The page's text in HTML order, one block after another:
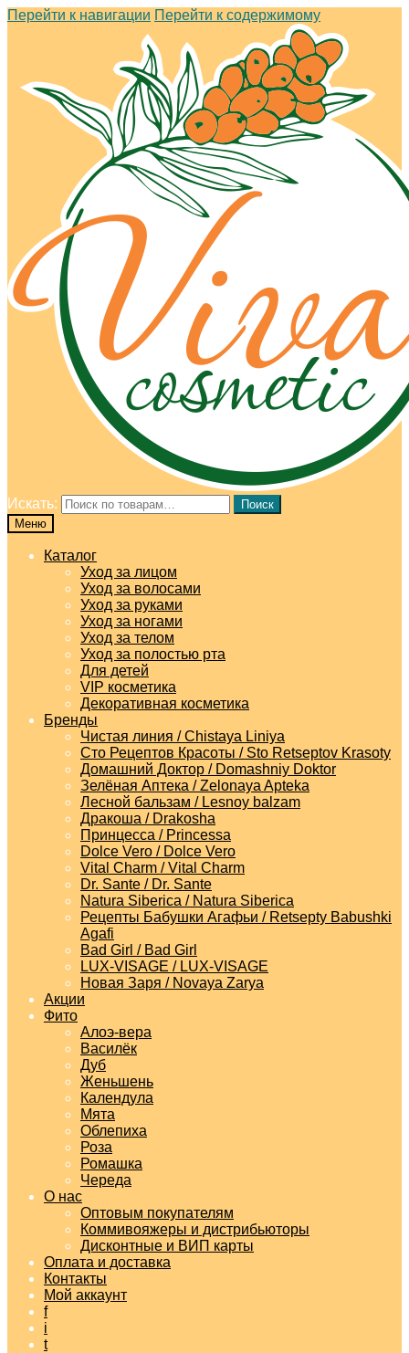
Перейти к навигации Перейти к содержимому
Искать:
Поиск
Меню
Каталог
Уход за лицом
Уход за волосами
Уход за руками
Уход за ногами
Уход за телом
Уход за полостью рта
Для детей
VIP косметика
Декоративная косметика
Бренды
Чистая линия / Chistaya Liniya
Сто Рецептов Красоты / Sto Retseptov Krasoty
Домашний Доктор / Domashniy Doktor
Зелёная Аптека / Zelonaya Apteka
Лесной бальзам / Lesnoy balzam
Дракоша / Drakosha
Принцесса / Princessa
Dolce Vero / Dolce Vero
Vital Charm / Vital Charm
Dr. Sante / Dr. Sante
Natura Siberica / Natura Siberica
Рецепты Бабушки Агафьи / Retsepty Babushki
Agafi
Bad Girl / Bad Girl
LUX-VISAGE / LUX-VISAGE
Новая Заря / Novaya Zarya
Акции
Фито
Алоэ-вера
Василёк
Дуб
Женьшень
Календула
Мята
Облепиха
Роза
Ромашка
Череда
О нас
Оптовым покупателям
Коммивояжеры и дистрибьюторы
Дисконтные и ВИП карты
Оплата и доставка
Контакты
Мой аккаунт
f
i
t